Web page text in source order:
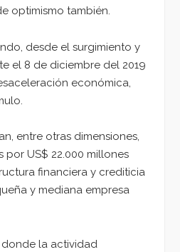
optimismo también.
desde el surgimiento y
el 8 de diciembre del 2019
económica,
entre otras dimensiones,
por US$ 22.000 millones
financiera y crediticia
y mediana empresa
donde la actividad